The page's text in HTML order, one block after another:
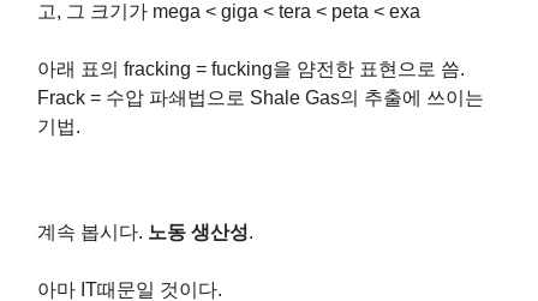
고, 그 크기가 mega < giga < tera < peta < exa
아래 표의 fracking = fucking을 얌전한 표현으로 씀.
Frack = 수압 파쇄법으로 Shale Gas의 추출에 쓰이는
기법.
계속 봅시다. 노동 생산성.
아마 IT때문일 것이다.